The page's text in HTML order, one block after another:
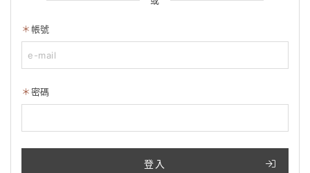
帳號
密碼
登入